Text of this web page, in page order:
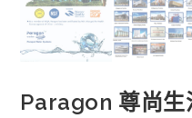
Paragon 尊尚生